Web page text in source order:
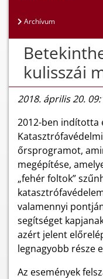
Archívum
kulisszái
2018. április 20.
2012-ben indította
őrsprogramot,
megépítése,
„fehér foltok”
valamennyi
segítséget
azért jelent
legnagyobb része
Az események